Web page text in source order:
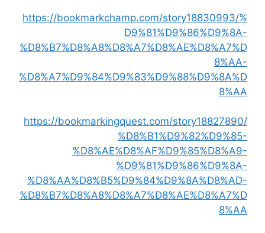
https://bookmarkchamp.com/story18830993/%
D9%81%D9%86%D9%8A-
%D8%B7%D8%A8%D8%A7%D8%AE%D8%A7%D
8%AA-
%D8%A7%D9%84%D9%83%D9%88%D9%8A%D
8%AA
https://bookmarkingquest.com/story18827890/
%D8%B1%D9%82%D9%85-
%D8%AE%D8%AF%D9%85%D8%A9-
%D9%81%D9%86%D9%8A-
%D8%AA%D8%B5%D9%84%D9%8A%D8%AD-
%D8%B7%D8%A8%D8%A7%D8%AE%D8%A7%D
8%AA